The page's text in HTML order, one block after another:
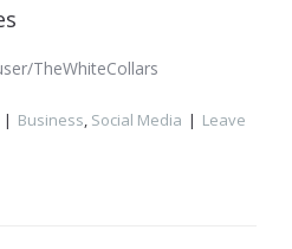
TheWhiteCollars
Business, Social Media
Leave